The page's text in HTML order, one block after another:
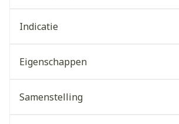
Indicatie
Eigenschappen
Samenstelling